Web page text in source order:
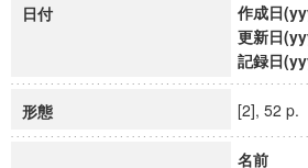
日付
作成日
更新日
記録日
形態 [2], 52 p.
名前